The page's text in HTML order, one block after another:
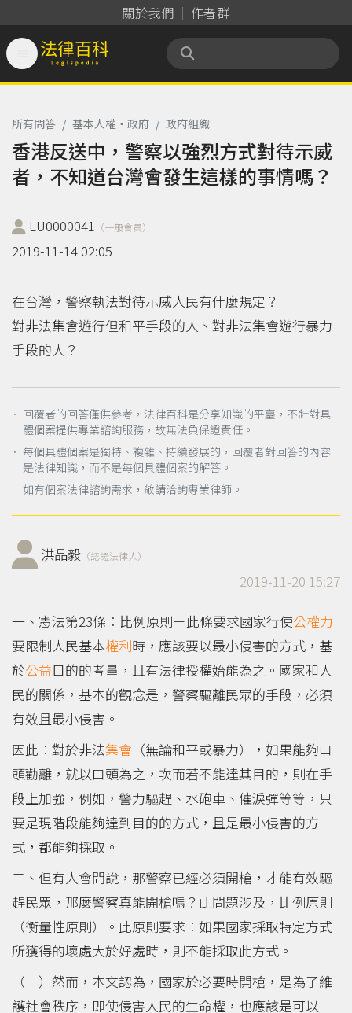
關於我們 作者群
法律百科 Legispedia
所有問答 / 基本人權‧政府 / 政府組織
香港反送中，警察以強烈方式對待示威
者，不知道台灣會發生這樣的事情嗎？
LU0000041 （一般會員）
2019-11-14 02:05
在台灣，警察執法對待示威人民有什麼規定？
對非法集會遊行但和平手段的人、對非法集會遊行暴力
手段的人？
． 回覆者的回答僅供參考，法律百科是分享知識的平臺，不針對具
體個案提供專業諮詢服務，故無法負保證責任。
． 每個具體個案是獨特、複雜、持續發展的，回覆者對回答的內容
是法律知識，而不是每個具體個案的解答。
如有個案法律諮詢需求，敬請洽詢專業律師。
洪品毅 （認證法律人）
2019-11-20 15:27
一、憲法第23條︰比例原則－此條要求國家行使公權力
要限制人民基本權利時，應該要以最小侵害的方式，基
於公益目的的考量，且有法律授權始能為之。國家和人
民的關係，基本的觀念是，警察驅離民眾的手段，必須
有效且最小侵害。
因此︰對於非法集會 （無論和平或暴力），如果能夠口
頭勸離，就以口頭為之，次而若不能達其目的，則在手
段上加強，例如，警力驅趕、水砲車、催淚彈等等，只
要是現階段能夠達到目的的方式，且是最小侵害的方
式，都能夠採取。
二、但有人會問說，那警察已經必須開槍，才能有效驅
趕民眾，那麼警察真能開槍嗎？此問題涉及，比例原則
（衡量性原則）。此原則要求︰如果國家採取特定方式
所獲得的壞處大於好處時，則不能採取此方式。
（一）然而，本文認為，國家於必要時開槍，是為了維
護社會秩序，即使侵害人民的生命權，也應該是可以